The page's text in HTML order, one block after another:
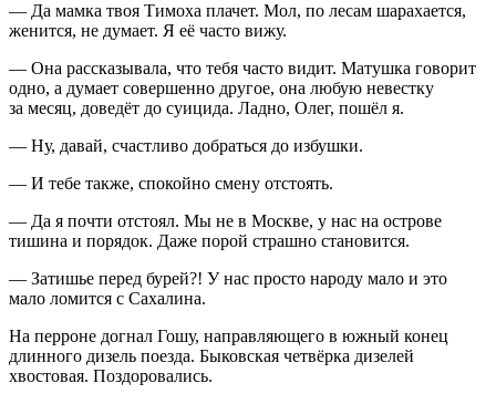
— Да мамка твоя Тимоха плачет. Мол, по лесам шарахается,
женится, не думает. Я её часто вижу.
— Она рассказывала, что тебя часто видит. Матушка говорит
одно, а думает совершенно другое, она любую невестку
за месяц, доведёт до суицида. Ладно, Олег, пошёл я.
— Ну, давай, счастливо добраться до избушки.
— И тебе также, спокойно смену отстоять.
— Да я почти отстоял. Мы не в Москве, у нас на острове
тишина и порядок. Даже порой страшно становится.
— Затишье перед бурей?! У нас просто народу мало и это
мало ломится с Сахалина.
На перроне догнал Гошу, направляющего в южный конец
длинного дизель поезда. Быковская четвёрка дизелей
хвостовая. Поздоровались.